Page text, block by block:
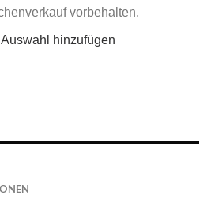
vorbehalten.
hinzufügen